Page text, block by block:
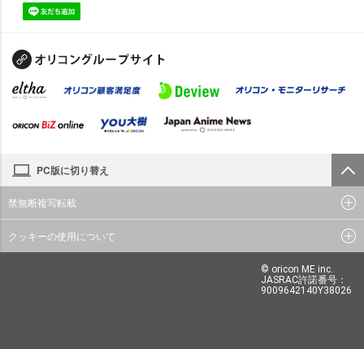
PC版に切り替え
禁無断複写転載
クッキーの使用について
© oricon ME inc.
JASRAC許諾番号：
9009642140Y38026